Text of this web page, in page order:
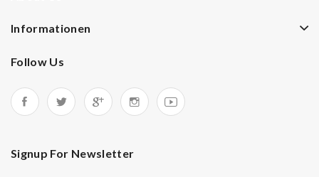
Informationen
Follow Us
Signup For Newsletter